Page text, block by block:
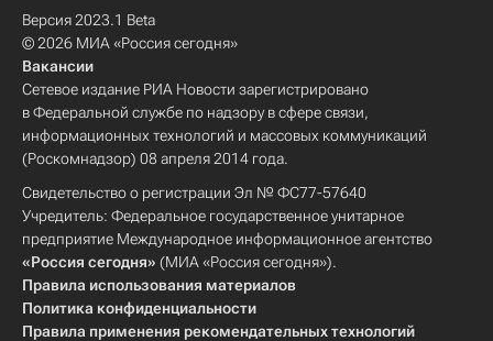
Версия 2023.1 Beta
© 2026 МИА «Россия сегодня»
Вакансии
Сетевое издание РИА Новости зарегистрировано
в Федеральной службе по надзору в сфере связи,
информационных технологий и массовых коммуникаций
(Роскомнадзор) 08 апреля 2014 года.
Свидетельство о регистрации Эл № ФС77-57640
Учредитель: Федеральное государственное унитарное
предприятие Международное информационное агентство
«Россия сегодня» (МИА «Россия сегодня»).
Правила использования материалов
Политика конфиденциальности
Правила применения рекомендательных технологий